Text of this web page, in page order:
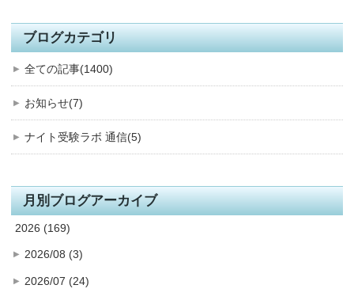
ブログカテゴリ
全ての記事(1400)
お知らせ(7)
ナイト受験ラボ 通信(5)
月別ブログアーカイブ
2026 (169)
2026/08 (3)
2026/07 (24)